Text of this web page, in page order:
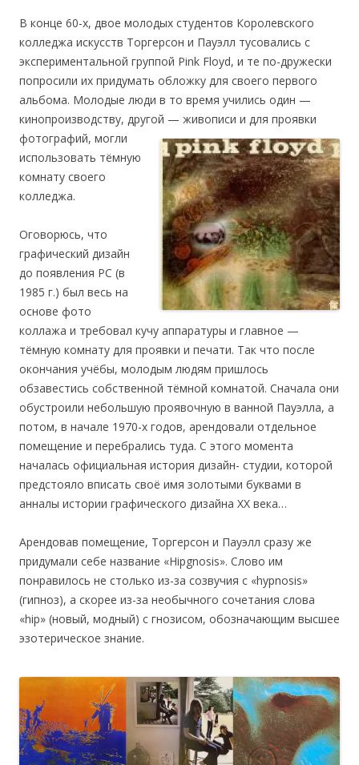
В конце 60-х, двое молодых студентов Королевского
колледжа искусств Торгерсон и Пауэлл тусовались с
экспериментальной группой Pink Floyd, и те по-дружески
попросили их придумать обложку для своего первого
альбома. Молодые люди в то время учились один —
кинопроизводству, другой — живописи и для проявки
фотографий, могли
использовать тёмную
комнату своего
колледжа.
Оговорюсь, что
графический дизайн
до появления PC (в
1985 г.) был весь на
основе фото
коллажа и требовал кучу аппаратуры и главное —
тёмную комнату для проявки и печати. Так что после
окончания учёбы, молодым людям пришлось
обзавестись собственной тёмной комнатой. Сначала они
обустроили небольшую проявочную в ванной Пауэлла, а
потом, в начале 1970-х годов, арендовали отдельное
помещение и перебрались туда. С этого момента
началась официальная история дизайн- студии, которой
предстояло вписать своё имя золотыми буквами в
анналы истории графического дизайна XX века…
Арендовав помещение, Торгерсон и Пауэлл сразу же
придумали себе название «Hipgnosis». Слово им
понравилось не столько из-за созвучия с «hypnosis»
(гипноз), а скорее из-за необычного сочетания слова
«hip» (новый, модный) с гнозисом, обозначающим высшее
эзотерическое знание.